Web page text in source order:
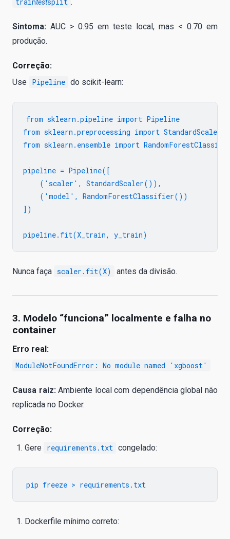
traintestsplit .
Sintoma: AUC > 0.95 em teste local, mas < 0.70 em
produção.
Correção:
Use Pipeline do scikit-learn:
from sklearn.pipeline import Pipeline
from sklearn.preprocessing import StandardScaler
from sklearn.ensemble import
pipeline = Pipeline([
    ('scaler', StandardScaler()),
    ('model', RandomForestClassifier())
])
Nunca faça scaler.fit(X) antes da divisão.
3. Modelo “funciona” localmente e falha no
container
Erro real:
ModuleNotFoundError: No module named 'xgboost'
Causa raiz:Ambiente local com dependência global não
replicada no Docker.
Correção:
Gere requirements.txt congelado:
Dockerfile mínimo correto: